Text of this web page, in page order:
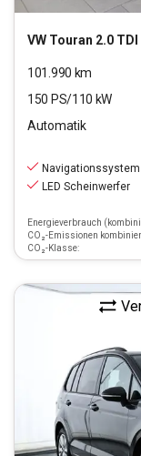
VW Touran 2.0 TDI
101.990 km
150 PS/110 kW
Automatik
Navigationssystem
LED Scheinwerfer
Energieverbrauch
CO₂-Emissionen
CO₂-Klasse: